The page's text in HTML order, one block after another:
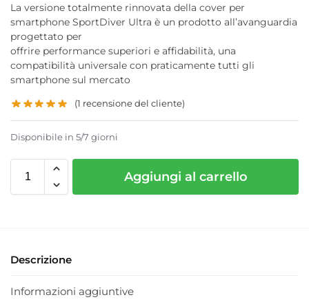
La versione totalmente rinnovata della cover per
smartphone SportDiver Ultra è un prodotto all’avanguardia
progettato per
offrire performance superiori e affidabilità, una
compatibilità universale con praticamente tutti gli
smartphone sul mercato
(1 recensione del cliente)
Disponibile in 5/7 giorni
Aggiungi al carrello
Descrizione
Informazioni aggiuntive